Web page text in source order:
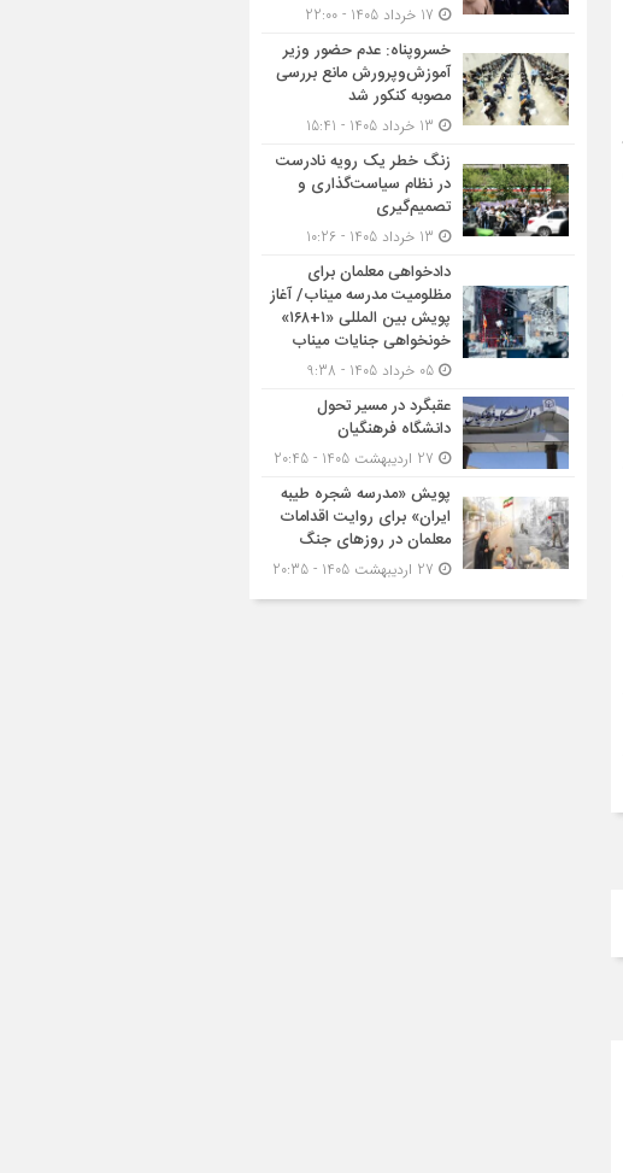
خسروپناه: عدم حضور وزیر
آموزش‌وپرورش مانع بررسی
مصوبه کنکور شد
زنگ خطر یک رویه نادرست
در نظام سیاست‌گذاری و
تصمیم‌گیری
دادخواهی معلمان برای
مظلومیت مدرسه میناب/ آغاز
پویش بین المللی «۱+۱۶۸»
خونخواهی جنایات میناب
عقبگرد در مسیر تحول
دانشگاه فرهنگیان
پویش «مدرسه شجره طیبه
ایران» برای روایت اقدامات
معلمان در روزهای جنگ